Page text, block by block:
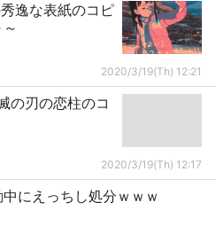
逸な表紙のコピ
2020/3/19(Th) 12:21
の刃の恋柱のコ
2020/3/19(Th) 12:17
にえっちし処分ｗｗｗ